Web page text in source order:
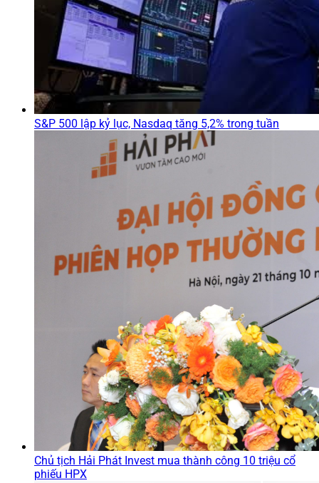
S&P 500 lập kỷ lục, Nasdaq tăng 5,2% trong tuần
Chủ tịch Hải Phát Invest mua thành công 10 triệu cổ
phiếu HPX